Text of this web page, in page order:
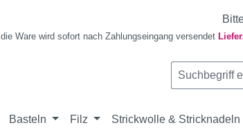
die Ware wird sofort nach Zahlungseingang versendet
Basteln Filz Strickwolle & Stricknadeln